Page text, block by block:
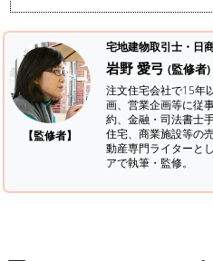
【監修者】
宅地建物取引士・日
岩野 愛弓 (監修者)
注文住宅会社で15年
画、営業企画等に従
約、金融・司法書士
住宅、商業施設等の
動産専門ライターと
アで執筆・監修。